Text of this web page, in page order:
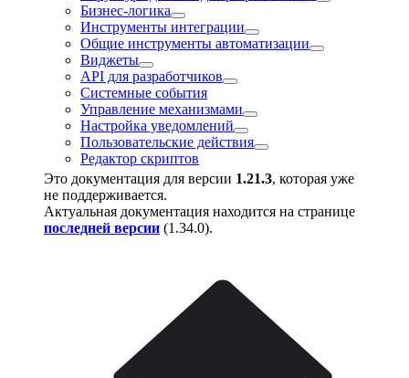
Бизнес-логика
Инструменты интеграции
Общие инструменты автоматизации
Виджеты
API для разработчиков
Системные события
Управление механизмами
Настройка уведомлений
Пользовательские действия
Редактор скриптов
Это документация для версии 1.21.3, которая уже
не поддерживается.
Актуальная документация находится на странице
последней версии (1.34.0).